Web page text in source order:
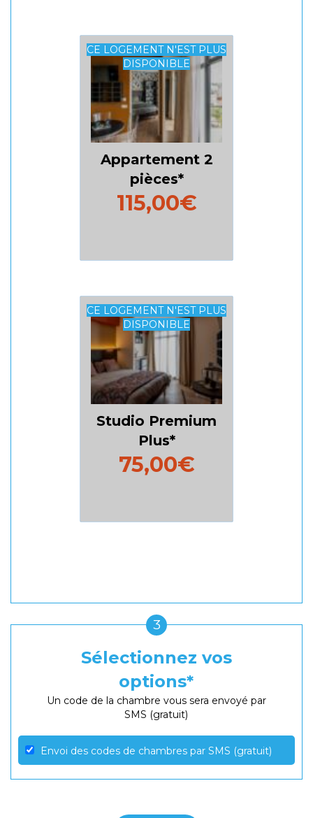
CE LOGEMENT N'EST PLUS
DISPONIBLE
Appartement 2
pièces
115,00€
CE LOGEMENT N'EST PLUS
DISPONIBLE
Studio Premium
Plus
75,00€
3
Sélectionnez vos
options
Un code de la chambre vous sera envoyé par
SMS (gratuit)
Envoi des codes de chambres par SMS (gratuit)